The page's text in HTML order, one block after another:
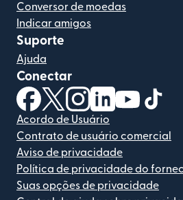
Conversor de moedas
Indicar amigos
Suporte
Ajuda
Conectar
(abre em uma nova janela)
(abre em uma nova
(abre em uma
(abre em
(abre
Acordo de Usuário
Contrato de usuário comercial
Aviso de privacidade
Política de privacidade do
Suas opções de privacidade